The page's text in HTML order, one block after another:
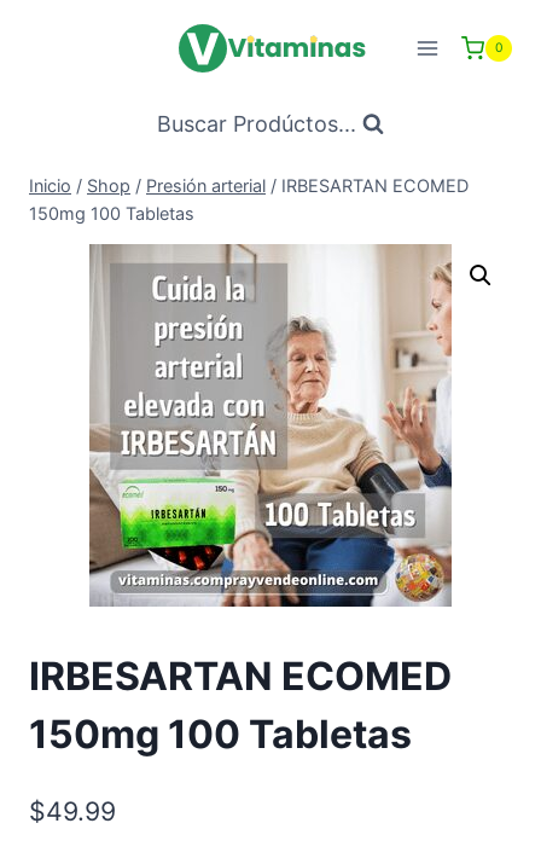
0
Buscar Prodúctos...
Inicio / Shop / Presión arterial / IRBESARTAN ECOMED
150mg 100 Tabletas
IRBESARTAN ECOMED
150mg 100 Tabletas
$49.99